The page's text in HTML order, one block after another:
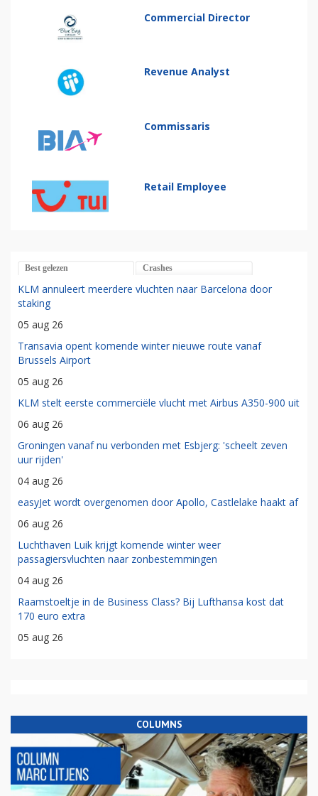
Commercial Director
Revenue Analyst
Commissaris
Retail Employee
Best gelezen Crashes
KLM annuleert meerdere vluchten naar Barcelona door
staking
05 aug 26
Transavia opent komende winter nieuwe route vanaf
Brussels Airport
05 aug 26
KLM stelt eerste commerciële vlucht met Airbus A350-900 uit
06 aug 26
Groningen vanaf nu verbonden met Esbjerg: 'scheelt zeven
uur rijden'
04 aug 26
easyJet wordt overgenomen door Apollo, Castlelake haakt af
06 aug 26
Luchthaven Luik krijgt komende winter weer
passagiersvluchten naar zonbestemmingen
04 aug 26
Raamstoeltje in de Business Class? Bij Lufthansa kost dat
170 euro extra
05 aug 26
COLUMNS